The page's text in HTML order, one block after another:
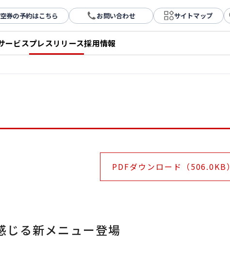
券の予約はこちら お問い合わせ サイトマップ
ービスプレスリリース採用情報
PDFダウンロード（506.0KB）
じる新メニュー登場